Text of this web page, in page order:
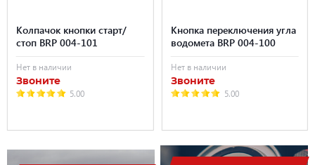
Колпачок кнопки старт/
стоп BRP 004-101
Нет в наличии
Звоните
5.00
Кнопка переключения угла
водомета BRP 004-100
Нет в наличии
Звоните
5.00